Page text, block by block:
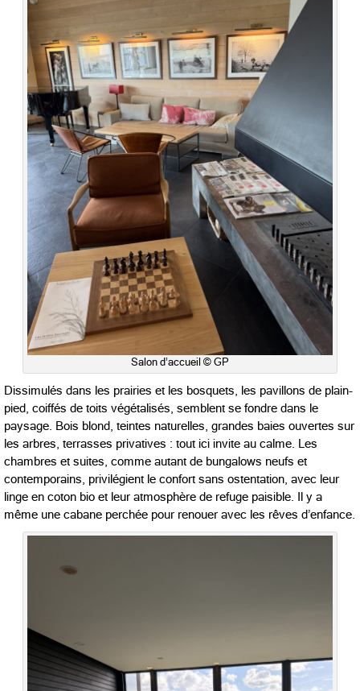
Salon d’accueil © GP
Dissimulés dans les prairies et les bosquets, les pavillons de plain-
pied, coiffés de toits végétalisés, semblent se fondre dans le
paysage. Bois blond, teintes naturelles, grandes baies ouvertes sur
les arbres, terrasses privatives : tout ici invite au calme. Les
chambres et suites, comme autant de bungalows neufs et
contemporains, privilégient le confort sans ostentation, avec leur
linge en coton bio et leur atmosphère de refuge paisible. Il y a
même une cabane perchée pour renouer avec les rêves d’enfance.